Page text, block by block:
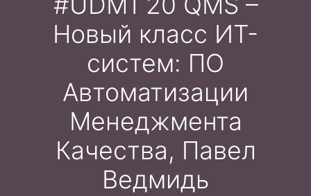
Новый класс ИТ-
систем: ПО
Автоматизации
Менеджмента
Качества, Павел
Ведмидь